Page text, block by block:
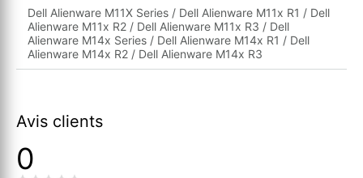
Dell Alienware M11X Series / Dell Alienware M11x R1 / Dell
Alienware M11x R2 / Dell Alienware M11x R3 / Dell
Alienware M14x Series / Dell Alienware M14x R1 / Dell
Alienware M14x R2 / Dell Alienware M14x R3
Avis clients
0